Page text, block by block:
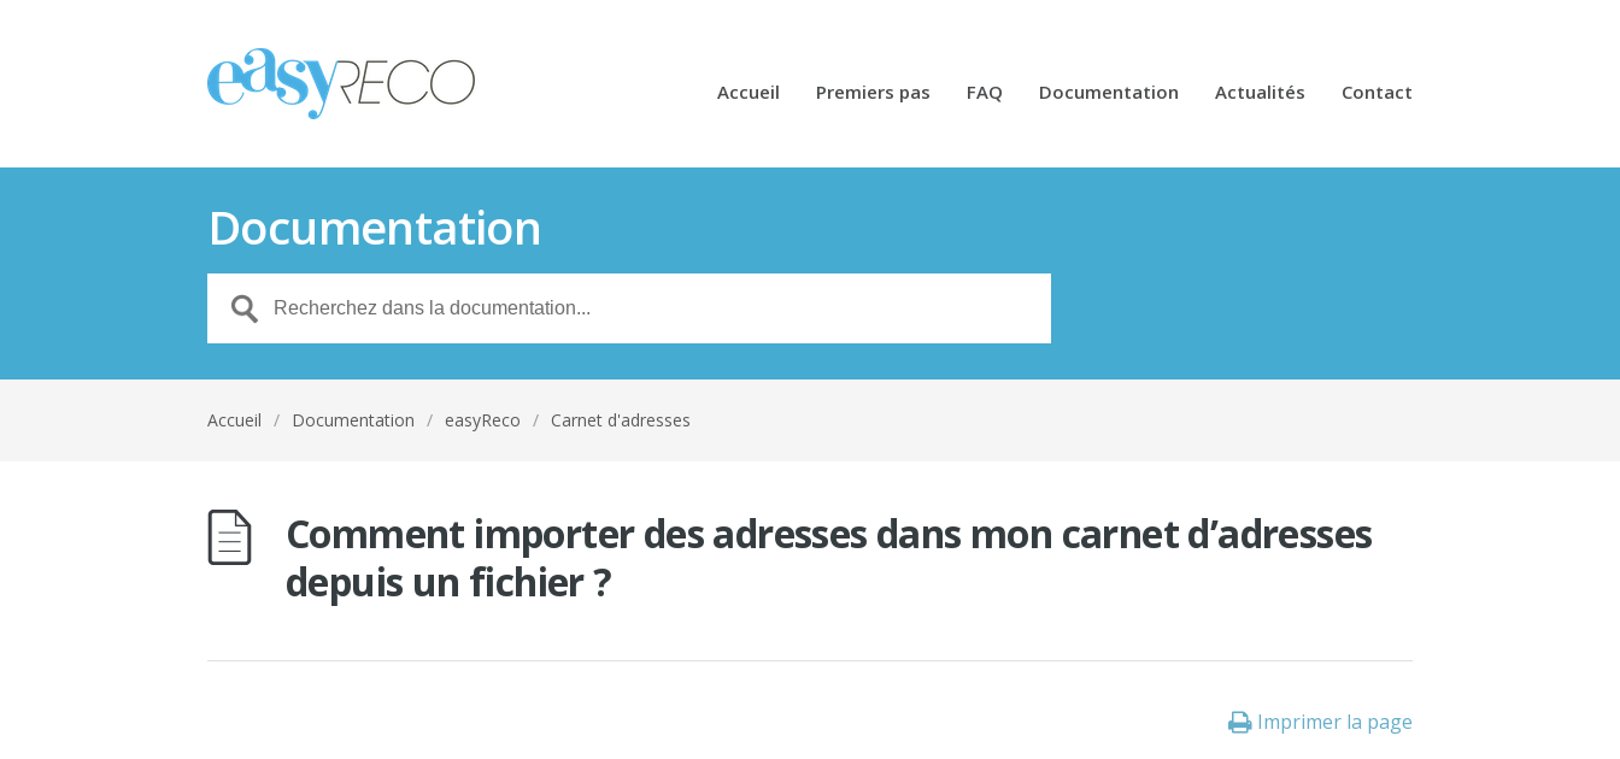
Accueil Premiers pas FAQ Documentation Actualités Contact
Documentation
Accueil / Documentation / easyReco / Carnet d'adresses
Comment importer des adresses dans mon carnet d’adresses
depuis un fichier ?
Imprimer la page